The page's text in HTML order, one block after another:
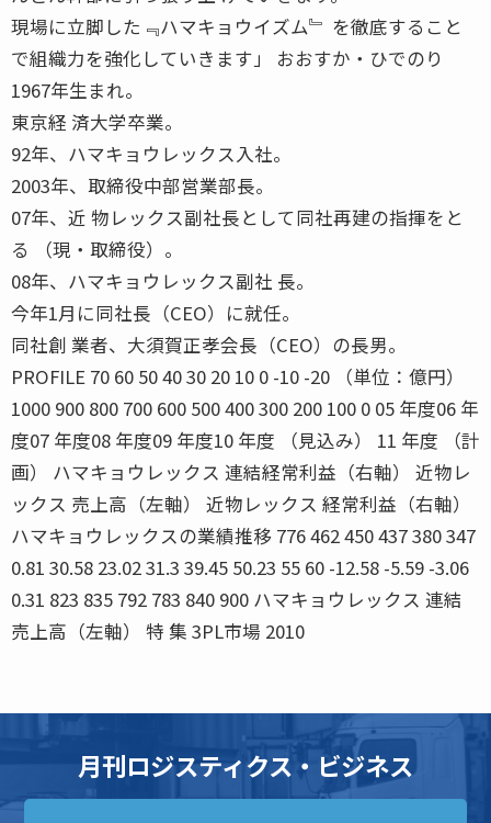
現場に立脚した﹃ハマキョウイズム﹄ を徹底すること
で組織力を強化していきます」 おおすか・ひでのり
1967年生まれ。
東京経 済大学卒業。
92年、ハマキョウレックス入社。
2003年、取締役中部営業部長。
07年、近 物レックス副社長として同社再建の指揮をと
る （現・取締役）。
08年、ハマキョウレックス副社 長。
今年1月に同社長（CEO）に就任。
同社創 業者、大須賀正孝会長（CEO）の長男。
PROFILE 70 60 50 40 30 20 10 0 -10 -20 （単位：億円）
1000 900 800 700 600 500 400 300 200 100 0 05 年度06 年
度07 年度08 年度09 年度10 年度 （見込み） 11 年度 （計
画） ハマキョウレックス 連結経常利益（右軸） 近物レ
ックス 売上高（左軸） 近物レックス 経常利益（右軸）
ハマキョウレックスの業績推移 776 462 450 437 380 347
0.81 30.58 23.02 31.3 39.45 50.23 55 60 -12.58 -5.59 -3.06
0.31 823 835 792 783 840 900 ハマキョウレックス 連結
売上高（左軸） 特 集 3PL市場 2010
月刊ロジスティクス・ビジネス